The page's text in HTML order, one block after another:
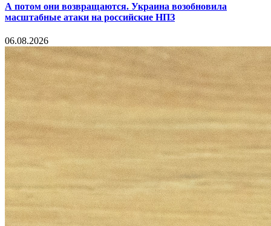
А потом они возвращаются. Украина возобновила
масштабные атаки на российские НПЗ
06.08.2026